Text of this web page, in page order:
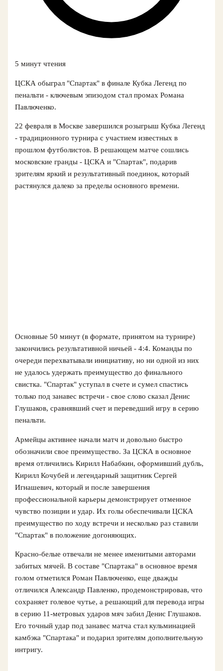
5 минут чтения
ЦСКА обыграл "Спартак" в финале Кубка Легенд по
пенальти - ключевым эпизодом стал промах Романа
Павлюченко.
22 февраля в Москве завершился розыгрыш Кубка Легенд
- традиционного турнира с участием известных в
прошлом футболистов. В решающем матче сошлись
московские гранды - ЦСКА и "Спартак", подарив
зрителям яркий и результативный поединок, который
растянулся далеко за пределы основного времени.
Основные 50 минут (в формате, принятом на турнире)
закончились результативной ничьей - 4:4. Команды по
очереди перехватывали инициативу, но ни одной из них
не удалось удержать преимущество до финального
свистка. "Спартак" уступал в счете и сумел спастись
только под занавес встречи - свое слово сказал Денис
Глушаков, сравнявший счет и переведший игру в серию
пенальти.
Армейцы активнее начали матч и довольно быстро
обозначили свое преимущество. За ЦСКА в основное
время отличились Кирилл Набабкин, оформивший дубль,
Кирилл Кочубей и легендарный защитник Сергей
Игнашевич, который и после завершения
профессиональной карьеры демонстрирует отменное
чувство позиции и удар. Их голы обеспечивали ЦСКА
преимущество по ходу встречи и несколько раз ставили
"Спартак" в положение догоняющих.
Красно-белые отвечали не менее именитыми авторами
забитых мячей. В составе "Спартака" в основное время
голом отметился Роман Павлюченко, еще дважды
отличился Александр Павленко, продемонстрировав, что
сохраняет голевое чутье, а решающий для перевода игры
в серию 11-метровых ударов мяч забил Денис Глушаков.
Его точный удар под занавес матча стал кульминацией
камбэка "Спартака" и подарил зрителям дополнительную
интригу.